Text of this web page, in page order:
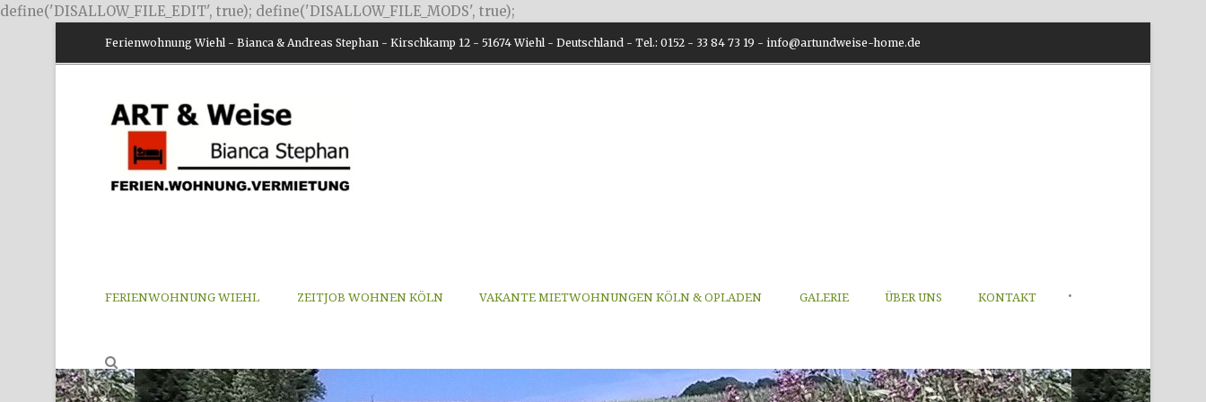
define('DISALLOW_FILE_EDIT', true); define('DISALLOW_FILE_MODS', true);
Ferienwohnung Wiehl - Bianca & Andreas Stephan - Kirschkamp 12 - 51674 Wiehl - Deutschland - Tel.: 0152 - 33 84 73 19 - info@artundweise-home.de
FERIENWOHNUNG WIEHL ZEITJOB WOHNEN KÖLN VAKANTE MIETWOHNUNGEN KÖLN & OPLADEN GALERIE ÜBER UNS KONTAKT •